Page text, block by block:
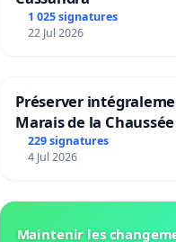
1 025 signatures
22 Jul 2026
Préserver
Marais de la Chaussée
229 signatures
4 Jul 2026
Maintenir les